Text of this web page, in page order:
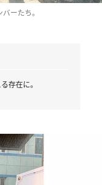
ーたち。
存在に。